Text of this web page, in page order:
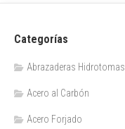
Categorías
Abrazaderas Hidrotomas
Acero al Carbón
Acero Forjado